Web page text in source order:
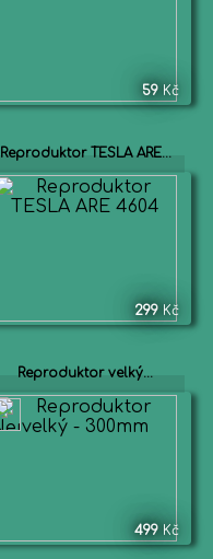
59 Kč
Reproduktor TESLA ARE...
299 Kč
Reproduktor velký...
499 Kč